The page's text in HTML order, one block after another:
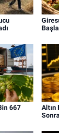
667
Altın